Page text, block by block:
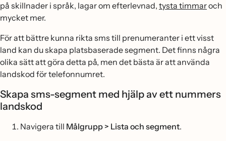
på skillnader i språk, lagar om efterlevnad, tysta timmaroch
mycket mer.
För att bättre kunna rikta sms till prenumeranter i ett visst
land kan du skapa platsbaserade segment. Det finns några
olika sätt att göra detta på, men det bästa är att använda
landskod för telefonnumret.
Skapa sms-segment med hjälp av ett nummers
landskod
Navigera till Målgrupp > Lista och segment.